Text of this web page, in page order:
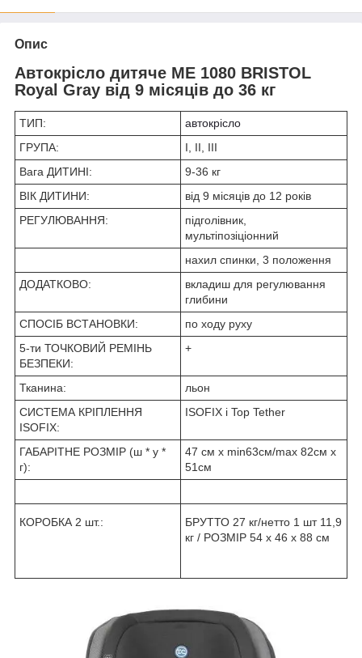
Опис
Автокрісло дитяче ME 1080 BRISTOL
Royal Gray від 9 місяців до 36 кг
ТИП:
автокрісло
ГРУПА:
I, II, III
Вага ДИТИНІ:
9-36 кг
ВІК ДИТИНИ:
від 9 місяців до 12 років
РЕГУЛЮВАННЯ:
підголівник,
мультіпозіціонний
нахил спинки, 3 положення
ДОДАТКОВО:
вкладиш для регулювання
глибини
СПОСІБ ВСТАНОВКИ:
по ходу руху
5-ти ТОЧКОВИЙ РЕМІНЬ
БЕЗПЕКИ:
+
Тканина:
льон
СИСТЕМА КРІПЛЕННЯ
ISOFIX:
ISOFIX і Top Tether
ГАБАРІТНЕ РОЗМІР (ш * у *
г):
47 см х min63см/max 82см х
51см
КОРОБКА 2 шт.:
БРУТТО 27 кг/нетто 1 шт 11,9
кг / РОЗМІР 54 х 46 х 88 см